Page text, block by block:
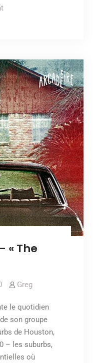
on
wait »
« The
Greg
le quotidien
son groupe
de Houston,
– les suburbs,
où